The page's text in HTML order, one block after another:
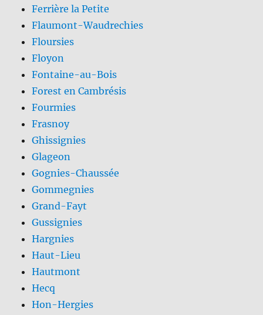
Ferrière la Petite
Flaumont-Waudrechies
Floursies
Floyon
Fontaine-au-Bois
Forest en Cambrésis
Fourmies
Frasnoy
Ghissignies
Glageon
Gognies-Chaussée
Gommegnies
Grand-Fayt
Gussignies
Hargnies
Haut-Lieu
Hautmont
Hecq
Hon-Hergies